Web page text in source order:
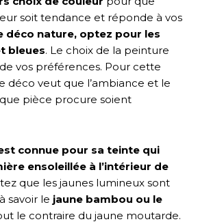
soit tendance et réponde à vos
déco nature, optez pour les
bleues. Le choix de la peinture
vos préférences. Pour cette
déco veut que l’ambiance et le
pièce procure soient
connue pour sa teinte qui
ensoleillée à l’intérieur de
que les jaunes lumineux sont
savoir le jaune bambou ou le
le contraire du jaune moutarde.